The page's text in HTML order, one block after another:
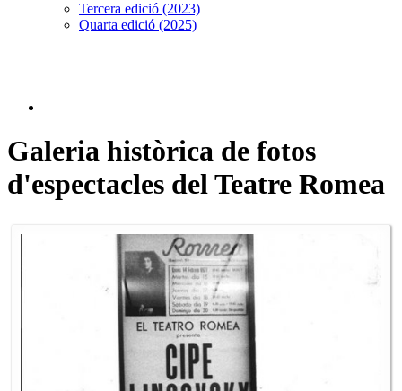
Tercera edició (2023)
Quarta edició (2025)
Galeria històrica de fotos
d'espectacles del Teatre Romea